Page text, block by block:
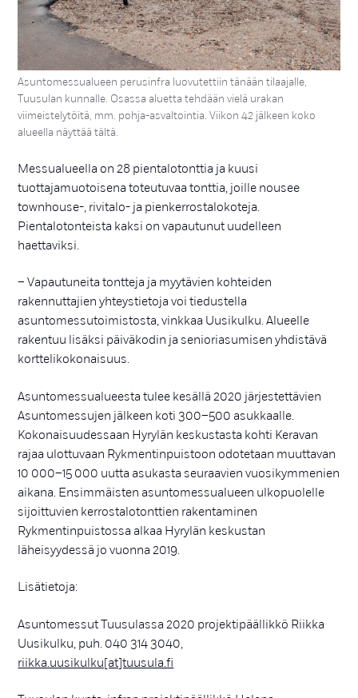
Asuntomessualueen perusinfra luovutettiin tänään tilaajalle,
Tuusulan kunnalle. Osassa aluetta tehdään vielä urakan
viimeistelytöitä, mm. pohja-asvaltointia. Viikon 42 jälkeen koko
alueella näyttää tältä.
Messualueella on 28 pientalotonttia ja kuusi
tuottajamuotoisena toteutuvaa tonttia, joille nousee
townhouse-, rivitalo- ja pienkerrostalokoteja.
Pientalotonteista kaksi on vapautunut uudelleen
haettaviksi.
– Vapautuneita tontteja ja myytävien kohteiden
rakennuttajien yhteystietoja voi tiedustella
asuntomessutoimistosta, vinkkaa Uusikulku. Alueelle
rakentuu lisäksi päiväkodin ja senioriasumisen yhdistävä
korttelikokonaisuus.
Asuntomessualueesta tulee kesällä 2020 järjestettävien
Asuntomessujen jälkeen koti 300–500 asukkaalle.
Kokonaisuudessaan Hyrylän keskustasta kohti Keravan
rajaa ulottuvaan Rykmentinpuistoon odotetaan muuttavan
10 000–15 000 uutta asukasta seuraavien vuosikymmenien
aikana. Ensimmäisten asuntomessualueen ulkopuolelle
sijoittuvien kerrostalotonttien rakentaminen
Rykmentinpuistossa alkaa Hyrylän keskustan
läheisyydessä jo vuonna 2019.
Lisätietoja:
Asuntomessut Tuusulassa 2020 projektipäällikkö Riikka
Uusikulku, puh. 040 314 3040,
riikka.uusikulku[at]tuusula.fi